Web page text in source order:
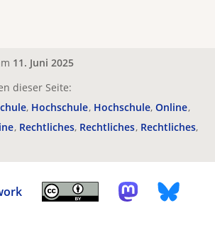
11. Juni 2025
dieser Seite:
Hochschule Hochschule Online
Rechtliches Rechtliches Rechtliches